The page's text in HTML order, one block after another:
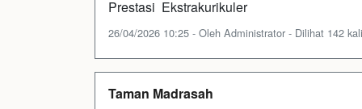
Prestasi Ekstrakurikuler
26/04/2026 10:25 - Oleh Administrator - Dilihat 142 kali
Taman Madrasah